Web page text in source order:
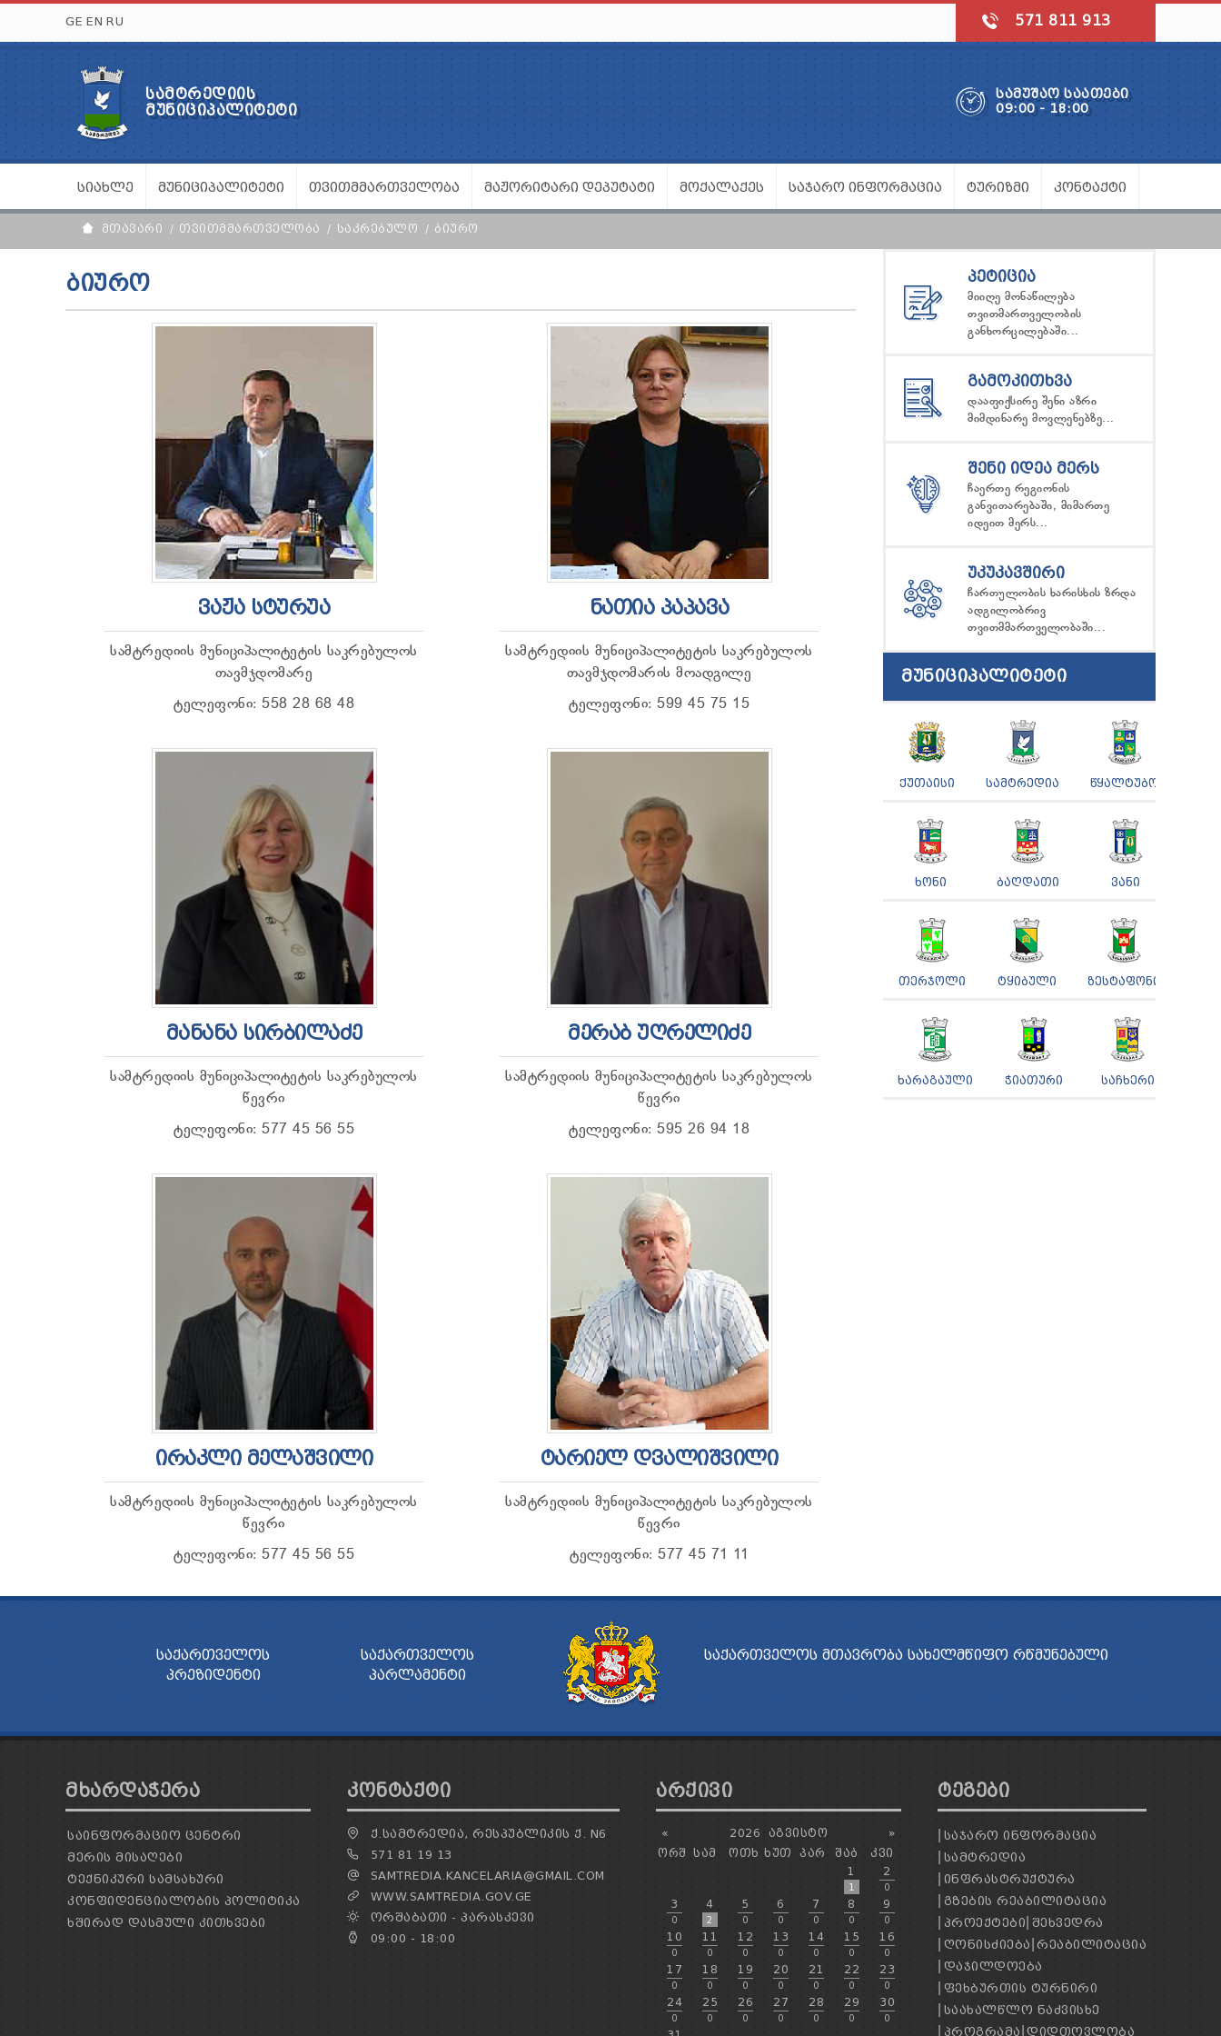
GE EN RU 571 811 913
ᲡᲐᲛᲢᲠᲔᲓᲘᲘᲡ
ᲛᲣᲜᲘᲪᲘᲞᲐᲚᲘᲢᲔᲢᲘ
ᲡᲐᲛᲣᲨᲐᲝ ᲡᲐᲐᲗᲔᲑᲘ
09:00 - 18:00
ᲡᲘᲐᲮᲚᲔ ᲛᲣᲜᲘᲪᲘᲞᲐᲚᲘᲢᲔᲢᲘ ᲗᲕᲘᲗᲛᲛᲐᲠᲗᲕᲔᲚᲝᲑᲐ ᲛᲐᲟᲝᲠᲘᲢᲐᲠᲘ ᲓᲔᲞᲣᲢᲐᲢᲘ ᲛᲝᲥᲐᲚᲐᲥᲔᲡ ᲡᲐᲯᲐᲠᲝ ᲘᲜᲤᲝᲠᲛᲐᲪᲘᲐ ᲢᲣᲠᲘᲖᲛᲘ ᲙᲝᲜᲢᲐᲥᲢᲘ
ᲛᲗᲐᲕᲐᲠᲘ ᲗᲕᲘᲗᲛᲛᲐᲠᲗᲕᲔᲚᲝᲑᲐ ᲡᲐᲙᲠᲔᲑᲣᲚᲝ ᲑᲘᲣᲠᲝ
ᲑᲘᲣᲠᲝ
ᲕᲐᲟᲐ ᲡᲢᲣᲠᲣᲐ
სამტრედიის მუნიციპალიტეტის საკრებულოს
თავმჯდომარე
ტელეფონი: 558 28 68 48
ᲜᲐᲗᲘᲐ ᲞᲐᲞᲐᲕᲐ
სამტრედიის მუნიციპალიტეტის საკრებულოს
თავმჯდომარის მოადგილე
ტელეფონი: 599 45 75 15
ᲛᲐᲜᲐᲜᲐ ᲡᲘᲠᲑᲘᲚᲐᲫᲔ
სამტრედიის მუნიციპალიტეტის საკრებულოს
წევრი
ტელეფონი: 577 45 56 55
ᲛᲔᲠᲐᲑ ᲣᲦᲠᲔᲚᲘᲫᲔ
სამტრედიის მუნიციპალიტეტის საკრებულოს
წევრი
ტელეფონი: 595 26 94 18
ᲘᲠᲐᲙᲚᲘ ᲛᲔᲚᲐᲨᲕᲘᲚᲘ
სამტრედიის მუნიციპალიტეტის საკრებულოს
წევრი
ტელეფონი: 577 45 56 55
ᲢᲐᲠᲘᲔᲚ ᲓᲕᲐᲚᲘᲨᲕᲘᲚᲘ
სამტრედიის მუნიციპალიტეტის საკრებულოს
წევრი
ტელეფონი: 577 45 71 11
ᲞᲔᲢᲘᲪᲘᲐ
მიიღე მონაწილება
თვითმართველობის
განხორცილებაში...
ᲒᲐᲛᲝᲙᲘᲗᲮᲕᲐ
დააფიქსირე შენი აზრი
მიმდინარე მოვლენებზე...
ᲨᲔᲜᲘ ᲘᲓᲔᲐ ᲛᲔᲠᲡ
ჩაერთე რეგიონის
განვითარებაში, მიმართე
იდეით მერს...
ᲣᲙᲣᲙᲐᲕᲨᲘᲠᲘ
ჩართულობის ხარისხის ზრდა
ადგილობრივ
თვითმმართველობაში...
ᲛᲣᲜᲘᲪᲘᲞᲐᲚᲘᲢᲔᲢᲘ
ᲥᲣᲗᲐᲘᲡᲘ ᲡᲐᲛᲢᲠᲔᲓᲘᲐ ᲬᲧᲐᲚᲢᲣᲑᲝ
ᲮᲝᲜᲘ ᲑᲐᲦᲓᲐᲗᲘ ᲕᲐᲜᲘ
ᲗᲔᲠᲯᲝᲚᲘ ᲢᲧᲘᲑᲣᲚᲘ ᲖᲔᲡᲢᲐᲤᲝᲜᲘ
ᲮᲐᲠᲐᲒᲐᲣᲚᲘ ᲭᲘᲐᲗᲣᲠᲘ ᲡᲐᲩᲮᲔᲠᲘ
ᲡᲐᲥᲐᲠᲗᲕᲔᲚᲝᲡ
ᲞᲠᲔᲖᲘᲓᲔᲜᲢᲘ
ᲡᲐᲥᲐᲠᲗᲕᲔᲚᲝᲡ
ᲞᲐᲠᲚᲐᲛᲔᲜᲢᲘ
ᲡᲐᲥᲐᲠᲗᲕᲔᲚᲝᲡ ᲛᲗᲐᲕᲠᲝᲑᲐ ᲡᲐᲮᲔᲚᲛᲬᲘᲤᲝ ᲠᲬᲛᲣᲜᲔᲑᲣᲚᲘ
ᲛᲮᲐᲠᲓᲐᲭᲔᲠᲐ
ᲡᲐᲘᲜᲤᲝᲠᲛᲐᲪᲘᲝ ᲪᲔᲜᲢᲠᲘ
ᲛᲔᲠᲘᲡ ᲛᲘᲡᲐᲦᲔᲑᲘ
ᲢᲔᲥᲜᲘᲙᲣᲠᲘ ᲡᲐᲛᲡᲐᲮᲣᲠᲘ
ᲙᲝᲜᲤᲘᲓᲔᲜᲪᲘᲐᲚᲝᲑᲘᲡ ᲞᲝᲚᲘᲢᲘᲙᲐ
ᲮᲨᲘᲠᲐᲓ ᲓᲐᲡᲛᲣᲚᲘ ᲙᲘᲗᲮᲕᲔᲑᲘ
ᲙᲝᲜᲢᲐᲥᲢᲘ
Ქ.ᲡᲐᲛᲢᲠᲔᲓᲘᲐ, ᲠᲔᲡᲞᲣᲑᲚᲘᲙᲘᲡ Ქ. N6
571 81 19 13
SAMTREDIA.KANCELARIA@GMAIL.COM
WWW.SAMTREDIA.GOV.GE
ᲝᲠᲨᲐᲑᲐᲗᲘ - ᲞᲐᲠᲐᲡᲙᲔᲕᲘ
09:00 - 18:00
ᲐᲠᲥᲘᲕᲘ
« »
2026
ᲐᲒᲕᲘᲡᲢᲝ
ᲝᲠᲨ
ᲡᲐᲛ ᲝᲗᲮ ᲮᲣᲗ ᲞᲐᲠ ᲨᲐᲑ
ᲙᲕᲘ
1
1
2
0
3
0
4
2
5
0
6
0
7
0
8
0
9
0
10
0
11
0
12
0
13
0
14
0
15
0
16
0
17
0
18
0
19
0
20
0
21
0
22
0
23
0
24
0
25
0
26
0
27
0
28
0
29
0
30
0
ᲢᲔᲒᲔᲑᲘ
ᲡᲐᲯᲐᲠᲝ ᲘᲜᲤᲝᲠᲛᲐᲪᲘᲐ
ᲡᲐᲛᲢᲠᲔᲓᲘᲐ
ᲘᲜᲤᲠᲐᲡᲢᲠᲣᲥᲢᲣᲠᲐ
ᲒᲖᲔᲑᲘᲡ ᲠᲔᲐᲑᲘᲚᲘᲢᲐᲪᲘᲐ
ᲞᲠᲝᲔᲥᲢᲔᲑᲘ ᲨᲔᲮᲕᲔᲓᲠᲐ
ᲦᲝᲜᲘᲡᲫᲘᲔᲑᲐ ᲠᲔᲐᲑᲘᲚᲘᲢᲐᲪᲘᲐ
ᲓᲐᲯᲘᲚᲓᲝᲔᲑᲐ
ᲤᲔᲮᲑᲣᲠᲗᲘᲡ ᲢᲣᲠᲜᲘᲠᲘ
ᲡᲐᲐᲮᲐᲚᲬᲚᲝ ᲜᲐᲫᲕᲘᲡᲮᲔ
ᲞᲠᲝᲒᲠᲐᲛᲐ ᲓᲘᲓᲗᲝᲕᲚᲝᲑᲐ